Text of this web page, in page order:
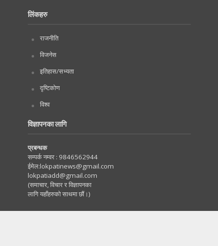
लिंकहरु
राजनीति
विजनेस
इतिहास/सभ्यता
दृष्टिकोण
विश्व
विज्ञापनका लागि
प्रबन्धक
सम्पर्क नम्वर : 9846562944
ईमेल:lokpatinews@gmail.com
lokpatiadd@gmail.com
(समाचार, विचार र विज्ञापनका
लागि यहाँहरुको साथमा छौं।)